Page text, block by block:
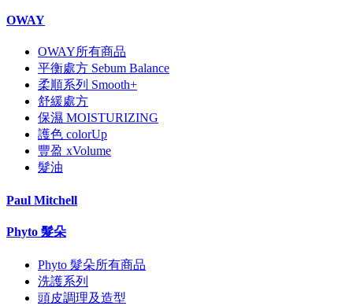
OWAY
OWAY所有商品
平衡處方 Sebum Balance
柔順系列 Smooth+
舒緩處方
保濕 MOISTURIZING
護色 colorUp
豐盈 xVolume
髮油
Paul Mitchell
Phyto 髮朵
Phyto 髮朵所有商品
洗護系列
頭皮調理及造型